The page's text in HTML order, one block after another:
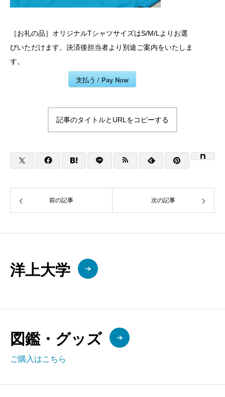
［お礼の品］オリジナルTシャツサイズはS/M/Lよりお選
びいただけます。決済後担当者より別途ご案内をいたしま
す。
支払う / Pay Now
記事のタイトルとURLをコピーする
前の記事 次の記事
洋上大学
図鑑・グッズ
ご購入はこちら